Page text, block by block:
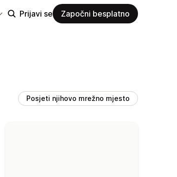
Prijavi se Započni besplatno
Posjeti njihovo mrežno mjesto